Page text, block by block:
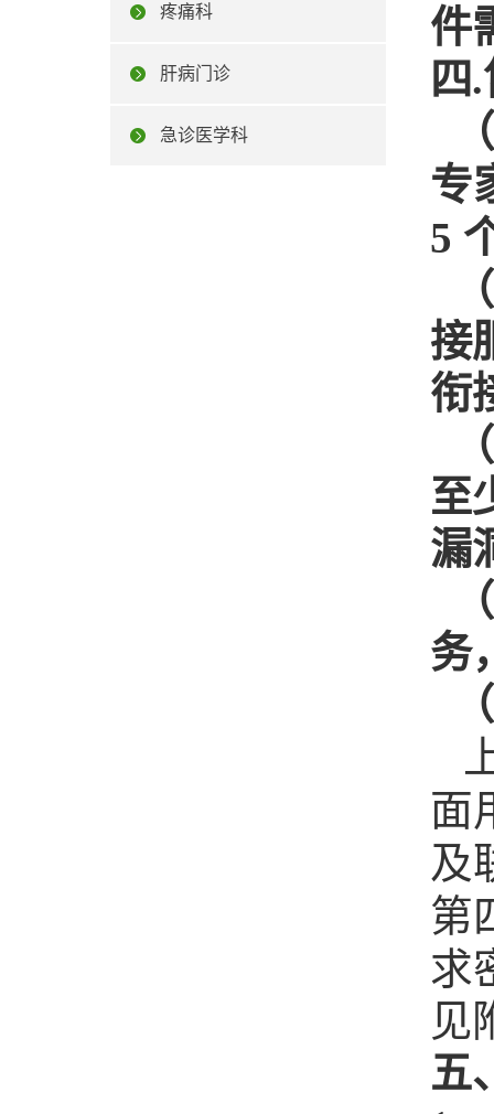
疼痛科
肝病门诊
急诊医学科
件
四.
专
5
接
衔
至
漏
务
面
及
第
求
见
五